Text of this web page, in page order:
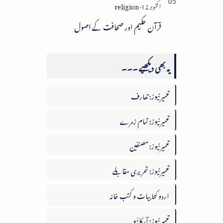
قرآن حکیم اور صحافت کے اصول
یہ بھی دیکھیے ۔۔۔
تعمیرنیوز: تعارف
تعمیرنیوز: تمام زمرے
تعمیرنیوز: مصنفین
تعمیرنیوز: تحریری مقابلے
اردو کتابیات و کتب خانہ
تعمیرنیوز: آرکائیو